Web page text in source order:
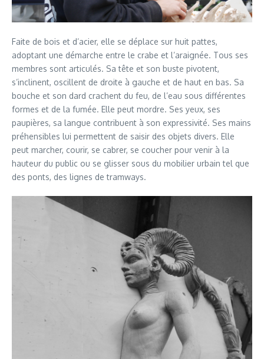
Faite de bois et d’acier, elle se déplace sur huit pattes,
adoptant une démarche entre le crabe et l’araignée. Tous ses
membres sont articulés. Sa tête et son buste pivotent,
s’inclinent, oscillent de droite à gauche et de haut en bas. Sa
bouche et son dard crachent du feu, de l’eau sous différentes
formes et de la fumée. Elle peut mordre. Ses yeux, ses
paupières, sa langue contribuent à son expressivité. Ses mains
préhensibles lui permettent de saisir des objets divers. Elle
peut marcher, courir, se cabrer, se coucher pour venir à la
hauteur du public ou se glisser sous du mobilier urbain tel que
des ponts, des lignes de tramways.